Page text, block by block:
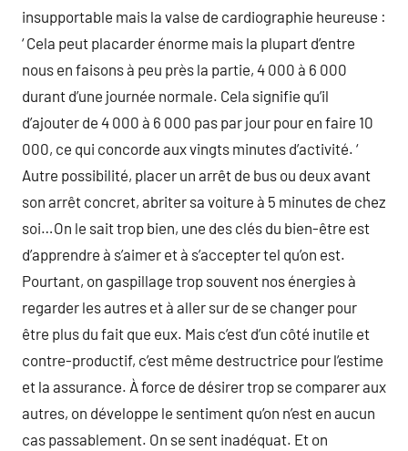
insupportable mais la valse de cardiographie heureuse :
‘ Cela peut placarder énorme mais la plupart d’entre
nous en faisons à peu près la partie, 4 000 à 6 000
durant d’une journée normale. Cela signifie qu’il
d’ajouter de 4 000 à 6 000 pas par jour pour en faire 10
000, ce qui concorde aux vingts minutes d’activité. ‘
Autre possibilité, placer un arrêt de bus ou deux avant
son arrêt concret, abriter sa voiture à 5 minutes de chez
soi…On le sait trop bien, une des clés du bien-être est
d’apprendre à s’aimer et à s’accepter tel qu’on est.
Pourtant, on gaspillage trop souvent nos énergies à
regarder les autres et à aller sur de se changer pour
être plus du fait que eux. Mais c’est d’un côté inutile et
contre-productif, c’est même destructrice pour l’estime
et la assurance. À force de désirer trop se comparer aux
autres, on développe le sentiment qu’on n’est en aucun
cas passablement. On se sent inadéquat. Et on